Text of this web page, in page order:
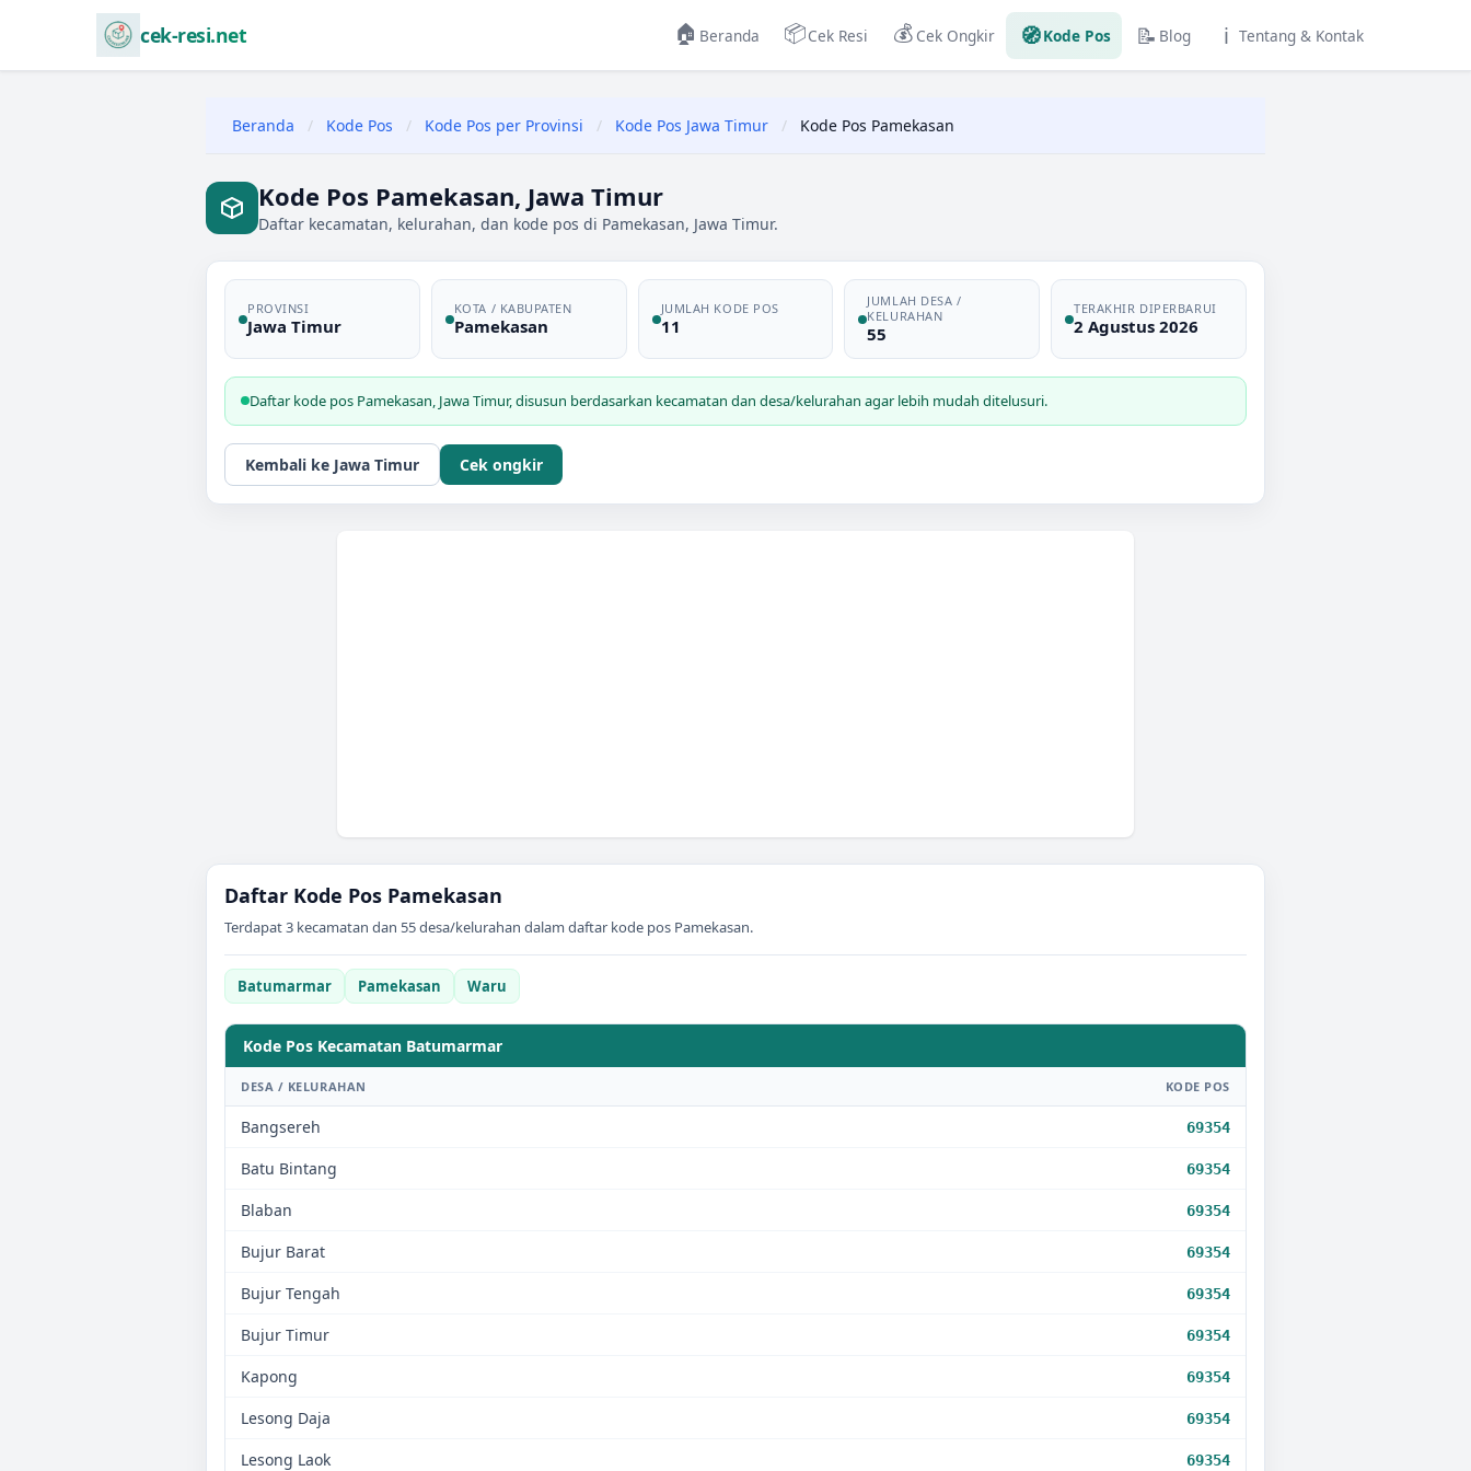
cek-resi.net 🏠 Beranda 📦Cek Resi 💰 Cek Ongkir 🧭Kode Pos 📝 Blog ℹ️ Tentang & Kontak
Beranda / Kode Pos / Kode Pos per Provinsi / Kode Pos Jawa Timur / Kode Pos Pamekasan
Kode Pos Pamekasan, Jawa Timur
Daftar kecamatan, kelurahan, dan kode pos di Pamekasan, Jawa Timur.
PROVINSI
Jawa Timur
KOTA / KABUPATEN
Pamekasan
JUMLAH KODE POS
11
JUMLAH DESA /
KELURAHAN
55
TERAKHIR DIPERBARUI
2 Agustus 2026
Daftar kode pos Pamekasan, Jawa Timur, disusun berdasarkan kecamatan dan desa/kelurahan agar lebih mudah ditelusuri.
Kembali ke Jawa Timur Cek ongkir
Daftar Kode Pos Pamekasan
Terdapat3 kecamatan dan 55desa/kelurahan dalam daftar kode pos Pamekasan.
Batumarmar Pamekasan Waru
Kode Pos Kecamatan Batumarmar
DESA / KELURAHAN KODE POS
Bangsereh 69354
Batu Bintang 69354
Blaban 69354
Bujur Barat 69354
Bujur Tengah 69354
Bujur Timur 69354
Kapong 69354
Lesong Daja 69354
Lesong Laok 69354